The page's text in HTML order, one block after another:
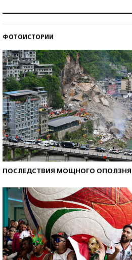
ФОТОИСТОРИИ
ПОСЛЕДСТВИЯ МОЩНОГО ОПОЛЗНЯ